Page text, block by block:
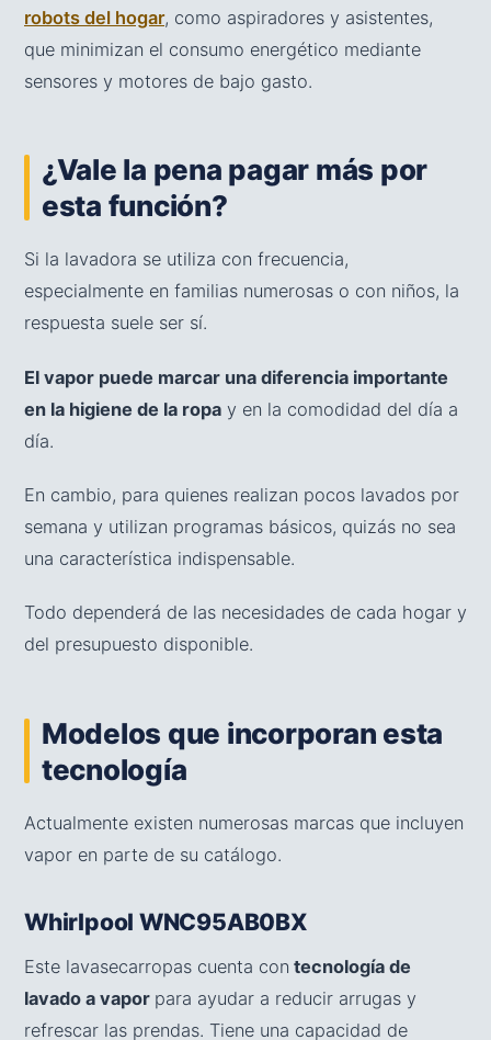
robots del hogar, como aspiradores y asistentes,
que minimizan el consumo energético mediante
sensores y motores de bajo gasto.
¿Vale la pena pagar más por
esta función?
Si la lavadora se utiliza con frecuencia,
especialmente en familias numerosas o con niños, la
respuesta suele ser sí.
El vapor puede marcar una diferencia importante
en la higiene de la ropa y en la comodidad del día a
día.
En cambio, para quienes realizan pocos lavados por
semana y utilizan programas básicos, quizás no sea
una característica indispensable.
Todo dependerá de las necesidades de cada hogar y
del presupuesto disponible.
Modelos que incorporan esta
tecnología
Actualmente existen numerosas marcas que incluyen
vapor en parte de su catálogo.
Whirlpool WNC95AB0BX
Este lavasecarropas cuenta con tecnología de
lavado a vapor para ayudar a reducir arrugas y
refrescar las prendas. Tiene una capacidad de